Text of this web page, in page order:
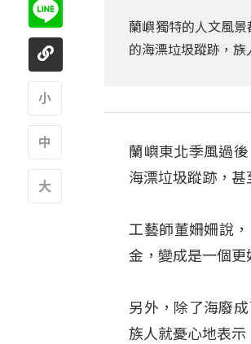
蘭嶼獨特的人文風
的海漂垃圾蹤跡，族
蘭嶼東北季風過
海漂垃圾蹤跡，
工藝師董姍姍說
金，變成是一個更
另外，除了海廢
族人就憂心地表示